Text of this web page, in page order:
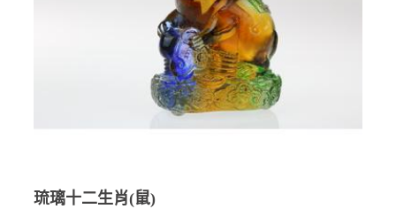
琉璃十二生肖(鼠)